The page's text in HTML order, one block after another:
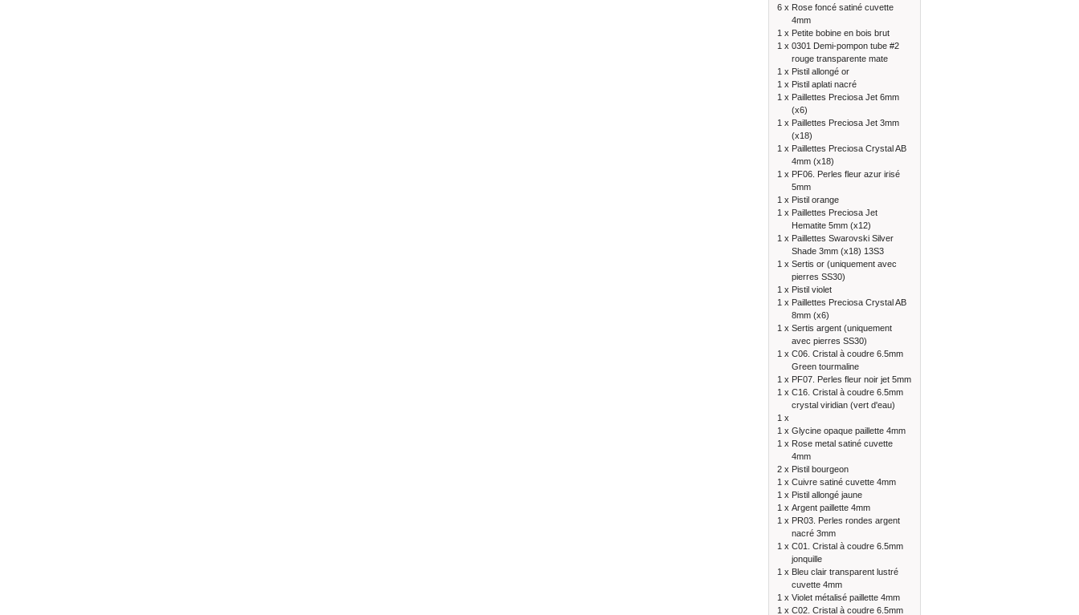
6 x Rose foncé satiné cuvette
4mm
1 x Petite bobine en bois brut
1 x 0301 Demi-pompon tube #2
rouge transparente mate
1 x Pistil allongé or
1 x Pistil aplati nacré
1 x Paillettes Preciosa Jet 6mm
(x6)
1 x Paillettes Preciosa Jet 3mm
(x18)
1 x Paillettes Preciosa Crystal AB
4mm (x18)
1 x PF06. Perles fleur azur irisé
5mm
1 x Pistil orange
1 x Paillettes Preciosa Jet
Hematite 5mm (x12)
1 x Paillettes Swarovski Silver
Shade 3mm (x18) 13S3
1 x Sertis or (uniquement avec
pierres SS30)
1 x Pistil violet
1 x Paillettes Preciosa Crystal AB
8mm (x6)
1 x Sertis argent (uniquement
avec pierres SS30)
1 x C06. Cristal à coudre 6.5mm
Green tourmaline
1 x PF07. Perles fleur noir jet 5mm
1 x C16. Cristal à coudre 6.5mm
crystal viridian (vert d'eau)
1 x
1 x Glycine opaque paillette 4mm
1 x Rose metal satiné cuvette
4mm
2 x Pistil bourgeon
1 x Cuivre satiné cuvette 4mm
1 x Pistil allongé jaune
1 x Argent paillette 4mm
1 x PR03. Perles rondes argent
nacré 3mm
1 x C01. Cristal à coudre 6.5mm
jonquille
1 x Bleu clair transparent lustré
cuvette 4mm
1 x Violet métalisé paillette 4mm
1 x C02. Cristal à coudre 6.5mm